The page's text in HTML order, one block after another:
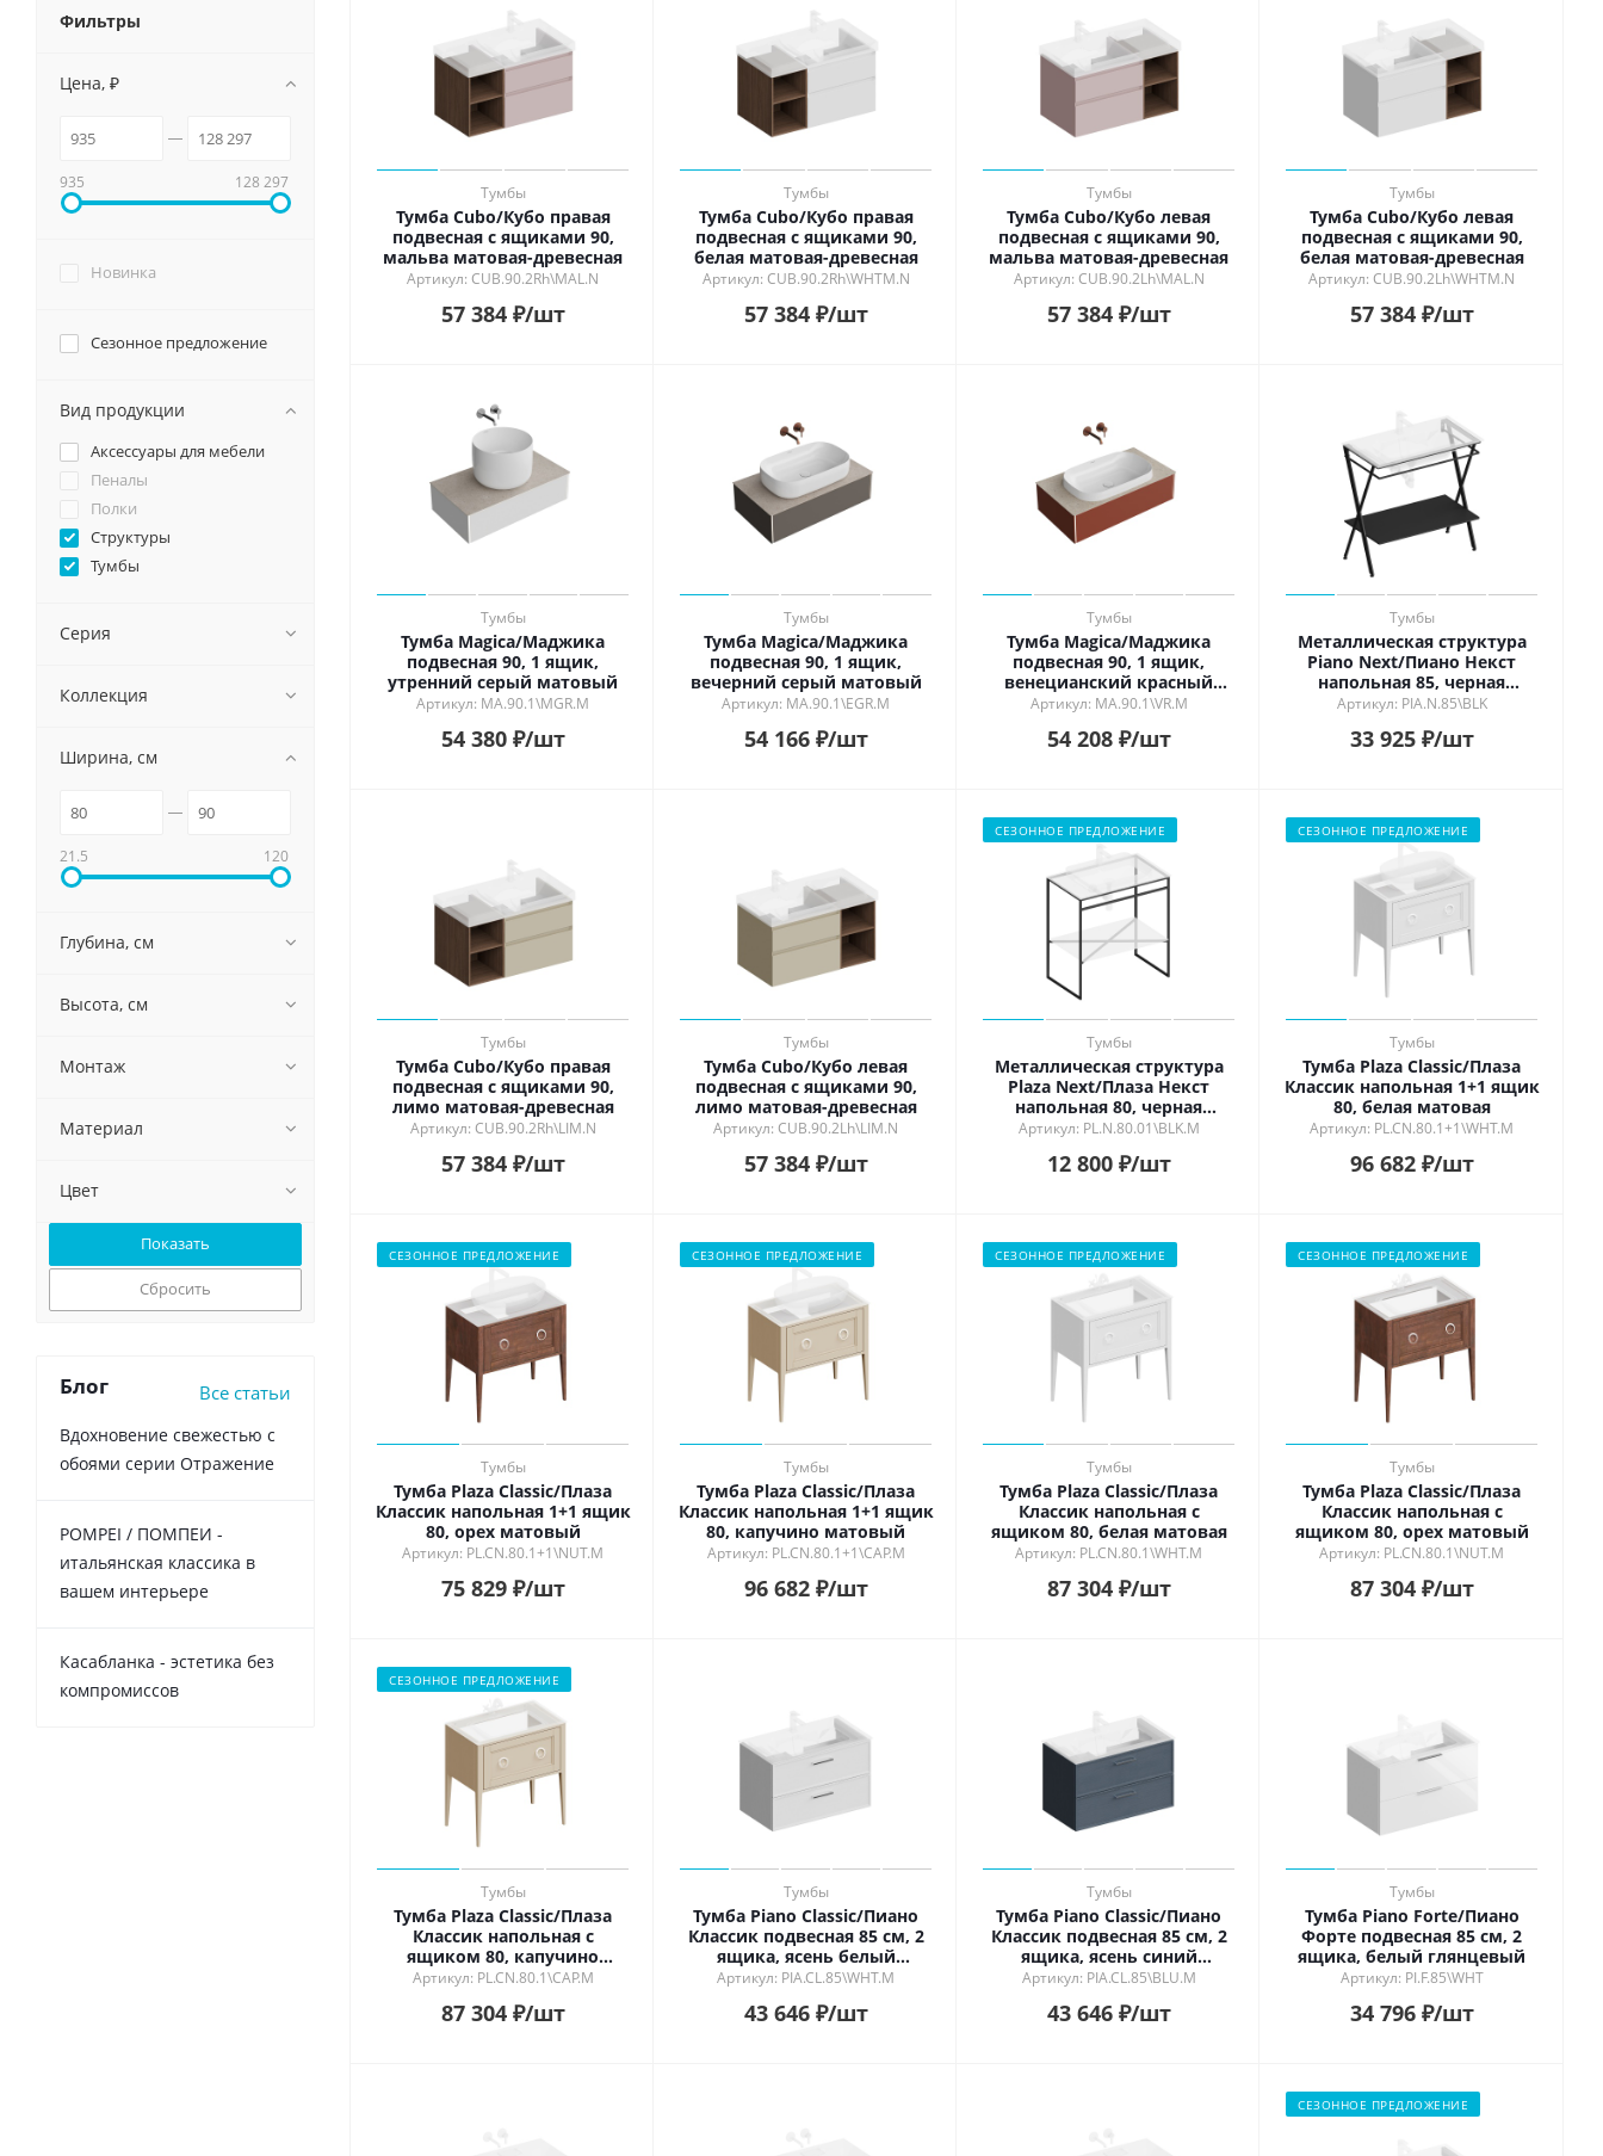
Смотреть в интерьере
Особенности
Матовый
Глянцевый
Лаппатированный
Обрезной
Душевые системы и ограждения
Унитазы и аксессуары
Подвесные зеркала для ванной
Мебель для ванной Тумбы
Тумба Cubo/Кубо правая
подвесная с ящиками 90,
мальва матовая-древесная
Артикул: CUB.90.2Rh\MAL.N
57 384₽/шт
Тумбы
Тумба Cubo/Кубо правая
подвесная с ящиками 90,
белая матовая-древесная
Артикул: CUB.90.2Rh\WHTM.N
57 384₽/шт
Тумбы
Тумба Cubo/Кубо левая
подвесная с ящиками 90,
мальва матовая-древесная
Артикул: CUB.90.2Lh\MAL.N
57 384₽/шт
Тумбы
Тумба Cubo/Кубо левая
подвесная с ящиками 90,
белая матовая-древесная
Артикул: CUB.90.2Lh\WHTM.N
57 384₽/шт
Тумбы
Тумба Magica/Маджика
подвесная 90, 1 ящик,
утренний серый матовый
Артикул: MA.90.1\MGR.M
54 380₽/шт
Тумбы
Тумба Magica/Маджика
подвесная 90, 1 ящик,
вечерний серый матовый
Артикул: MA.90.1\EGR.M
54 166₽/шт
Тумбы
Тумба Magica/Маджика
подвесная 90, 1 ящик,
венецианский красный
матовый
Артикул: MA.90.1\VR.M
54 208₽/шт
Тумбы
Металлическая структура
Piano Next/Пиано Некст
напольная 85, черная
матовая
Артикул: PIA.N.85\BLK
33 925₽/шт
Тумбы
Тумба Cubo/Кубо правая
подвесная с ящиками 90,
лимо матовая-древесная
Артикул: CUB.90.2Rh\LIM.N
57 384₽/шт
Тумбы
Тумба Cubo/Кубо левая
подвесная с ящиками 90,
лимо матовая-древесная
Артикул: CUB.90.2Lh\LIM.N
57 384₽/шт
СЕЗОННОЕ ПРЕДЛОЖЕНИЕ
Тумбы
Металлическая структура
Plaza Next/Плаза Некст
напольная 80, черная
матовая
Артикул: PL.N.80.01\BLK.M
12 800₽/шт
СЕЗОННОЕ ПРЕДЛОЖЕНИЕ
Тумбы
Тумба Plaza Classic/Плаза
Классик напольная 1+1 ящик
80, белая матовая
Артикул: PL.CN.80.1+1\WHT.M
96 682₽/шт
СЕЗОННОЕ ПРЕДЛОЖЕНИЕ
Тумбы
Тумба Plaza Classic/Плаза
Классик напольная 1+1 ящик
80, орех матовый
Артикул: PL.CN.80.1+1\NUT.M
75 829₽/шт
СЕЗОННОЕ ПРЕДЛОЖЕНИЕ
Тумбы
Тумба Plaza Classic/Плаза
Классик напольная 1+1 ящик
80, капучино матовый
Артикул: PL.CN.80.1+1\CAP.M
96 682₽/шт
СЕЗОННОЕ ПРЕДЛОЖЕНИЕ
Тумбы
Тумба Plaza Classic/Плаза
Классик напольная с
ящиком 80, белая матовая
Артикул: PL.CN.80.1\WHT.M
87 304₽/шт
СЕЗОННОЕ ПРЕДЛОЖЕНИЕ
Тумбы
Тумба Plaza Classic/Плаза
Классик напольная с
ящиком 80, орех матовый
Артикул: PL.CN.80.1\NUT.M
87 304₽/шт
СЕЗОННОЕ ПРЕДЛОЖЕНИЕ
Тумбы
Тумба Plaza Classic/Плаза
Классик напольная с
ящиком 80, капучино
матовый
Артикул: PL.CN.80.1\CAP.M
87 304₽/шт
Тумбы
Тумба Piano Classic/Пиано
Классик подвесная 85 см, 2
ящика, ясень белый
матовый
Артикул: PIA.CL.85\WHT.M
43 646₽/шт
Тумбы
Тумба Piano Classic/Пиано
Классик подвесная 85 см, 2
ящика, ясень синий
матовый
Артикул: PIA.CL.85\BLU.M
43 646₽/шт
Тумбы
Тумба Piano Forte/Пиано
Форте подвесная 85 см, 2
ящика, белый глянцевый
Артикул: PI.F.85\WHT
34 796₽/шт
СЕЗОННОЕ ПРЕДЛОЖЕНИЕ
Фильтры
Цена, ₽
935 128 297
Новинка
Сезонное предложение
Вид продукции
Аксессуары для мебели
Пеналы
Полки
Структуры
Тумбы
Серия
Коллекция
Ширина, см
21.5 120
Глубина, см
Высота, см
Монтаж
Материал
Цвет
Сбросить
Блог Все статьи
Вдохновение свежестью с
обоями серии Отражение
POMPEI / ПОМПЕИ -
итальянская классика в
вашем интерьере
Касабланка - эстетика без
компромиссов